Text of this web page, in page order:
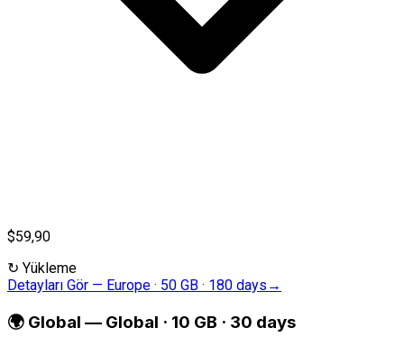
$59,90
↻ Yükleme
Detayları Gör — Europe · 50 GB · 180 days →
🌍 Global — Global · 10 GB · 30 days